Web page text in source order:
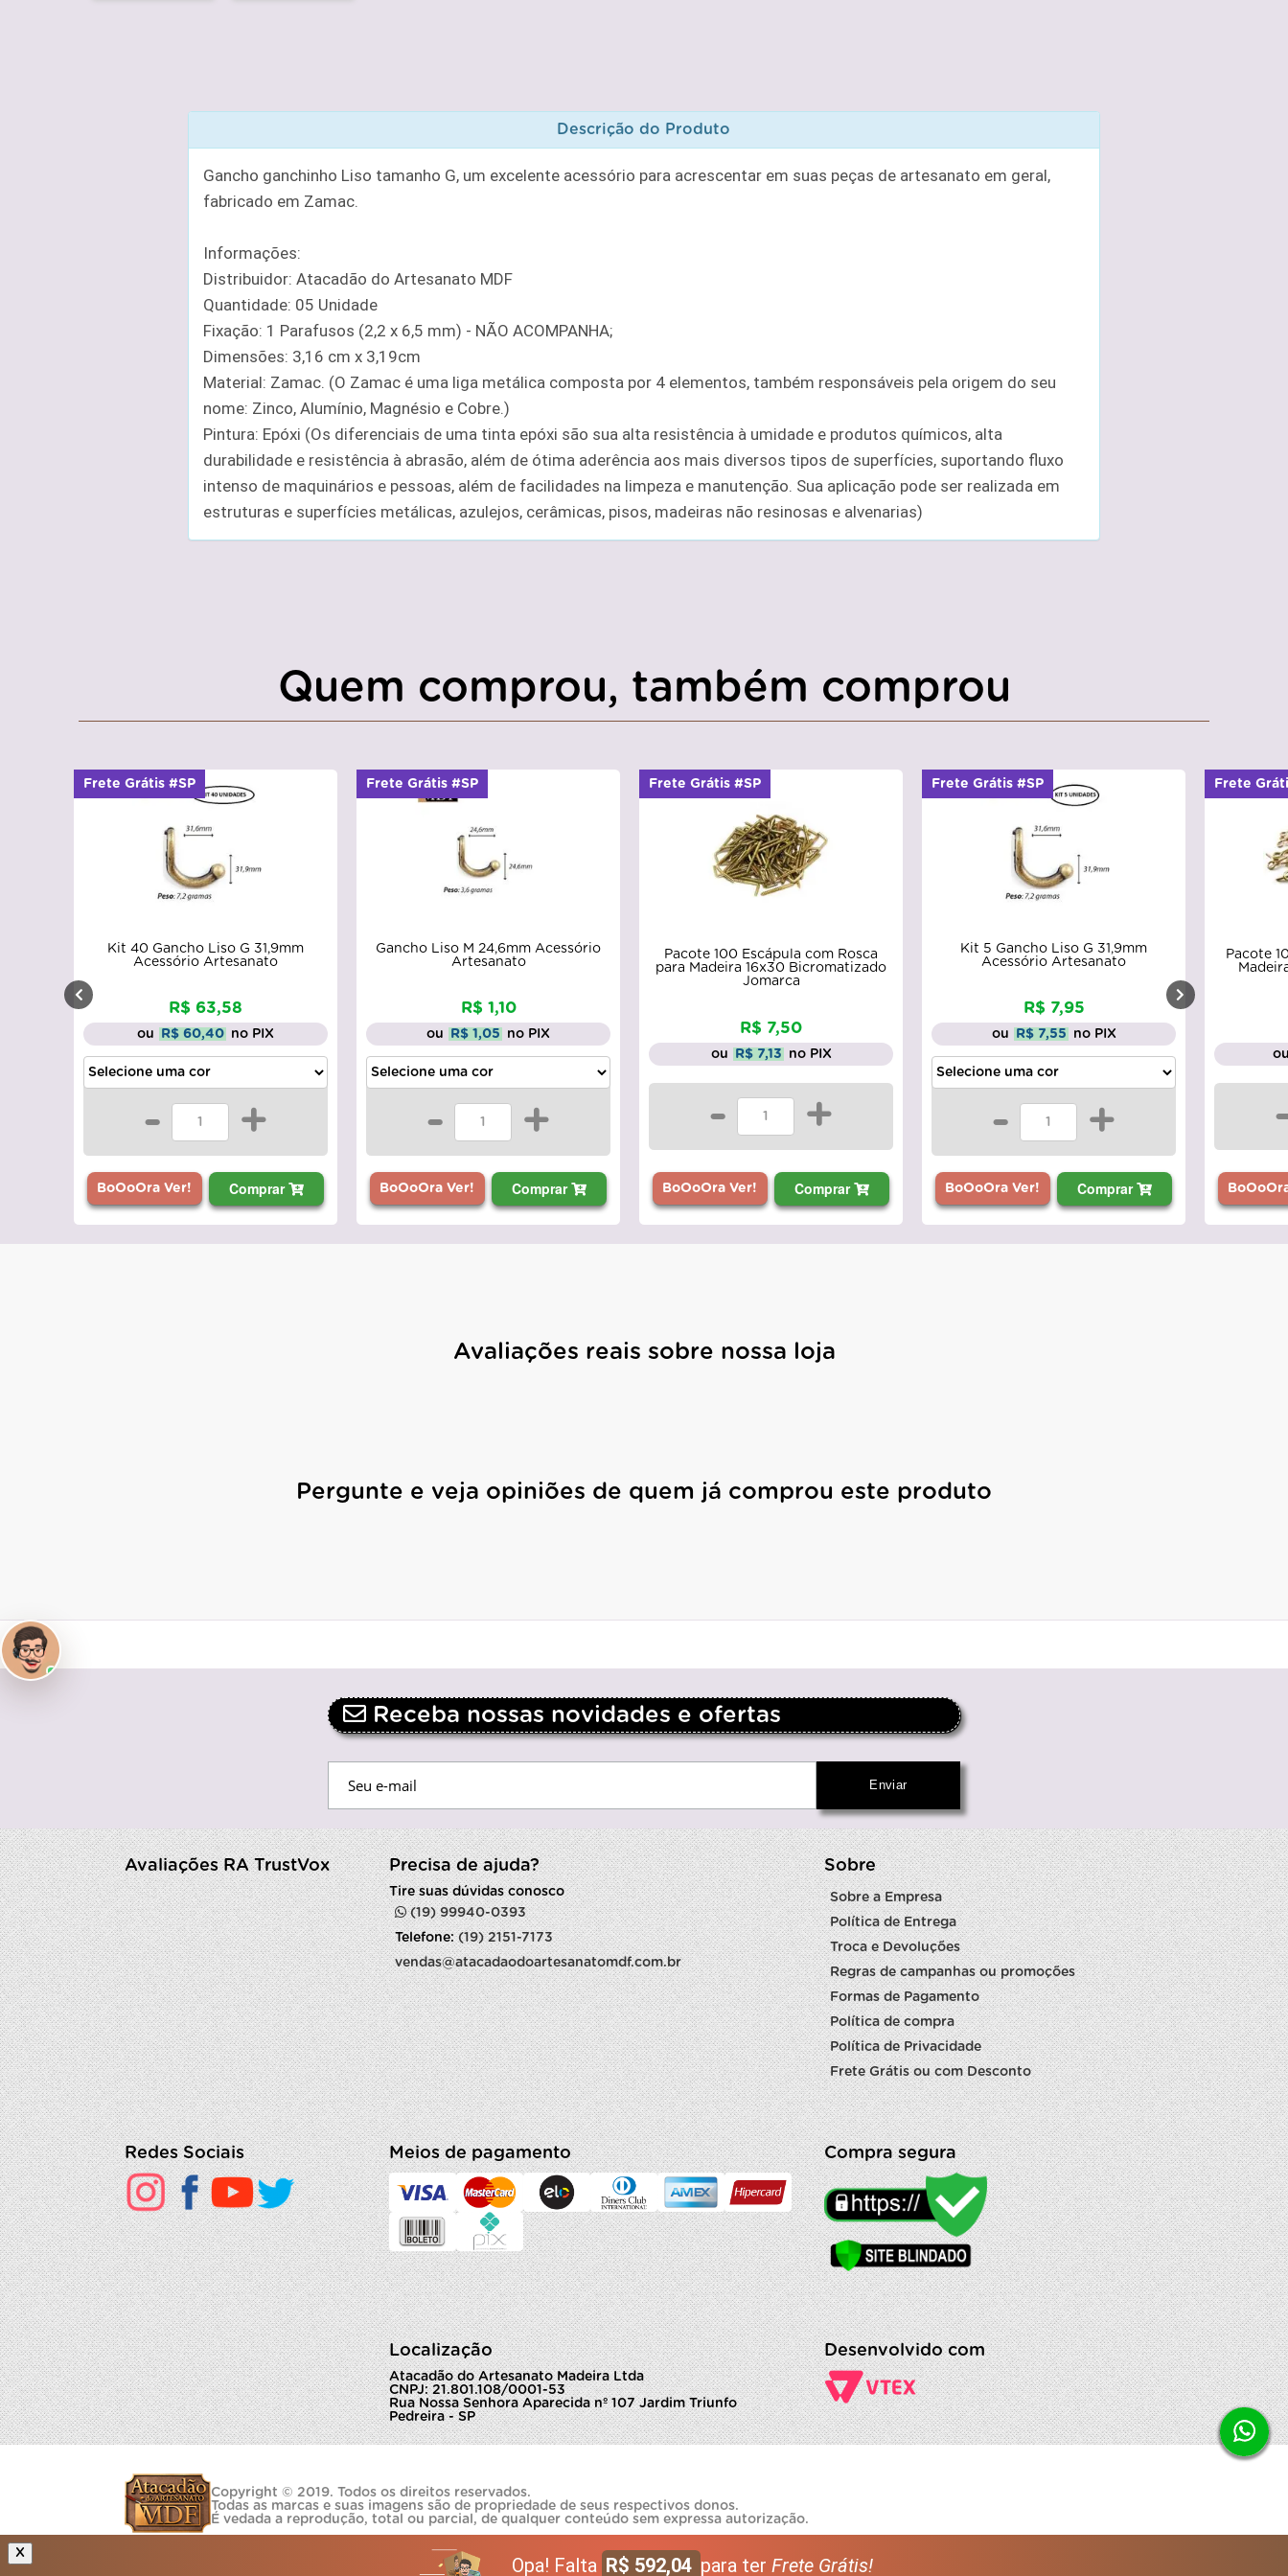
X
Opa! Falta R$ 592,04 para ter Frete Grátis!
Descrição do Produto
Gancho ganchinho Liso tamanho G, um excelente acessório para acrescentar em suas peças de artesanato em geral,
fabricado em Zamac.
Informações:
Distribuidor: Atacadão do Artesanato MDF
Quantidade: 05 Unidade
Fixação: 1 Parafusos (2,2 x 6,5 mm) - NÃO ACOMPANHA;
Dimensões: 3,16 cm x 3,19cm
Material: Zamac. (O Zamac é uma liga metálica composta por 4 elementos, também responsáveis pela origem do seu
nome: Zinco, Alumínio, Magnésio e Cobre.)
Pintura: Epóxi (Os diferenciais de uma tinta epóxi são sua alta resistência à umidade e produtos químicos, alta
durabilidade e resistência à abrasão, além de ótima aderência aos mais diversos tipos de superfícies, suportando fluxo
intenso de maquinários e pessoas, além de facilidades na limpeza e manutenção. Sua aplicação pode ser realizada em
estruturas e superfícies metálicas, azulejos, cerâmicas, pisos, madeiras não resinosas e alvenarias)
Quem comprou, também comprou
Kit 40 Gancho Liso G 31,9mm
Acessório Artesanato
R$ 63,58
ou R$ 60,40 no PIX
- +
BoOoOra Ver! Comprar
Frete Grátis #SP
Gancho Liso M 24,6mm Acessório
Artesanato
R$ 1,10
ou R$ 1,05 no PIX
- +
BoOoOra Ver! Comprar
Frete Grátis #SP
Pacote 100 Escápula com Rosca
para Madeira 16x30 Bicromatizado
Jomarca
R$ 7,50
ou R$ 7,13 no PIX
- +
BoOoOra Ver! Comprar
Frete Grátis #SP
Kit 5 Gancho Liso G 31,9mm
Acessório Artesanato
R$ 7,95
ou R$ 7,55 no PIX
- +
BoOoOra Ver! Comprar
Frete Grátis #SP
Pacote
Frete
Avaliações reais sobre nossa loja
Pergunte e veja opiniões de quem já comprou este produto
Receba nossas novidades e ofertas
Avaliações RA TrustVox Precisa de ajuda?
Tire suas dúvidas conosco
(19) 99940-0393
Telefone:(19) 2151-7173
vendas@atacadaodoartesanatomdf.com.br
Sobre
Sobre a Empresa
Política de Entrega
Troca e Devoluções
Regras de campanhas ou promoções
Formas de Pagamento
Política de compra
Política de Privacidade
Frete Grátis ou com Desconto
Redes Sociais Meios de pagamento Compra segura
Localização
Atacadão do Artesanato Madeira Ltda
CNPJ: 21.801.108/0001-53
Rua Nossa Senhora Aparecida nº 107 Jardim Triunfo
Pedreira - SP
Desenvolvido com
Copyright © 2019. Todos os direitos reservados.
Todas as marcas e suas imagens são de propriedade de seus respectivos donos.
É vedada a reprodução, total ou parcial, de qualquer conteúdo sem expressa autorização.